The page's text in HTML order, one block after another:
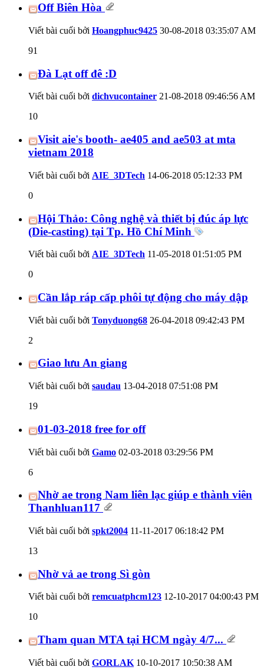
Off Biên Hòa
Viết bài cuối bởi Hoangphuc9425 30-08-2018 03:35:07 AM
91
Đà Lạt off đê :D
Viết bài cuối bởi dichvucontainer 21-08-2018 09:46:56 AM
10
Visit aie's booth- ae405 and ae503 at mta
vietnam 2018
Viết bài cuối bởi AIE_3DTech 14-06-2018 05:12:33 PM
0
Hội Thảo: Công nghệ và thiết bị đúc áp lực
(Die-casting) tại Tp. Hồ Chí Minh
Viết bài cuối bởi AIE_3DTech 11-05-2018 01:51:05 PM
0
Cần lắp ráp cấp phôi tự động cho máy dập
Viết bài cuối bởi Tonyduong68 26-04-2018 09:42:43 PM
2
Giao lưu An giang
Viết bài cuối bởi saudau 13-04-2018 07:51:08 PM
19
01-03-2018 free for off
Viết bài cuối bởi Gamo 02-03-2018 03:29:56 PM
6
Nhờ ae trong Nam liên lạc giúp e thành viên
Thanhluan117
Viết bài cuối bởi spkt2004 11-11-2017 06:18:42 PM
13
Nhờ vả ae trong Sì gòn
Viết bài cuối bởi remcuatphcm123 12-10-2017 04:00:43 PM
10
Tham quan MTA tại HCM ngày 4/7...
Viết bài cuối bởi GORLAK 10-10-2017 10:50:38 AM